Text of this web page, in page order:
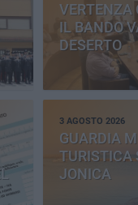
VERTENZA
IL BANDO
DESERTO
3 AGOSTO 2026
GUARDIA
TURISTICA
JONICA